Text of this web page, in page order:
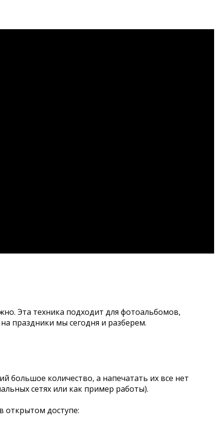
Эта техника подходит для фотоальбомов,
праздники мы сегодня и разберем.
большое количество, а напечатать их все нет
сетях или как пример работы).
открытом доступе: